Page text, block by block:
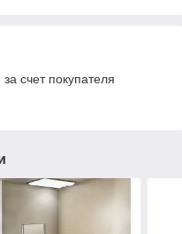
счет покупателя